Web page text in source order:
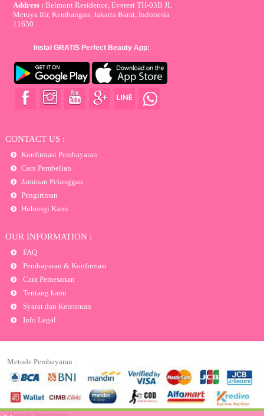
Address : Belmont Residence, Everest TH-03B JL
Meruya Ilir, Kembangan, Jakarta Barat, Indonesia
11630
Instal GRATIS Perfect Beauty App:
CONTACT US :
Konfirmasi Pembayaran
Cara Pembelian
Jaminan Pelanggan
Pengiriman
Hubungi Kami
OUR INFORMATION :
FAQ
Pembayaran & Konfirmasi
Cara Pemesanan
Tentang kami
Syarat dan Ketentuan
Info Legal
Metode Pembayaran :